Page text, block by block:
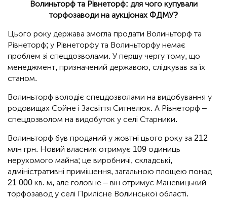
Волиньторф та Рівнеторф: для чого купували
торфозаводи на аукціонах ФДМУ?
Цього року держава змогла продати Волиньторф та
Рівнеторф; у Рівнеторфу та Волиньторфу немає
проблем зі спецдозволами. У першу чергу тому, що
менеджмент, призначений державою, слідкував за їх
станом.
Волиньторф володіє спецдозволами на видобування у
родовищах Сойне і Засвіття Ситнелюк. А Рівнеторф –
спецдозволом на видобуток у селі Старники.
Волиньторф був проданий у жовтні цього року за 212
млн грн. Новий власник отримує 109 одиниць
нерухомого майна; це виробничі, складські,
адміністративні приміщення, загальною площею понад
21 000 кв. м, але головне – він отримує Маневицький
торфозавод у селі Прилісне Волинської області.